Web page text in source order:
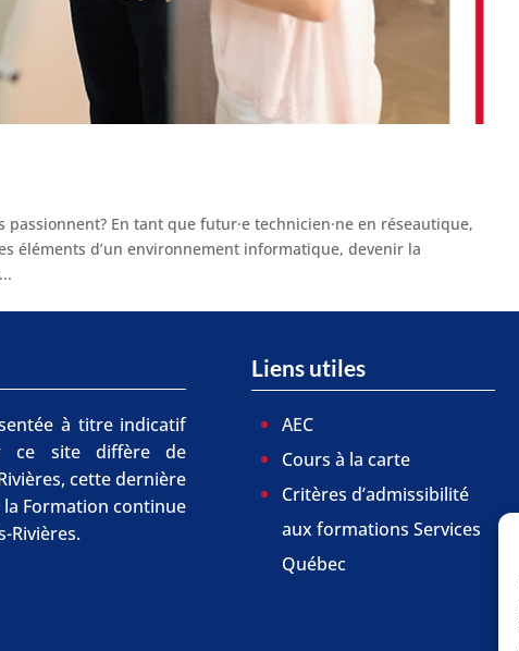
En tant que futur·e technicien·ne en réseautique,
éléments d’un environnement informatique, devenir la
à titre indicatif
ce site diffère de
cette dernière
Formation continue
Rivières.
Liens utiles
AEC
Cours à la carte
Critères d’admissibilité
aux formations Services
Québec